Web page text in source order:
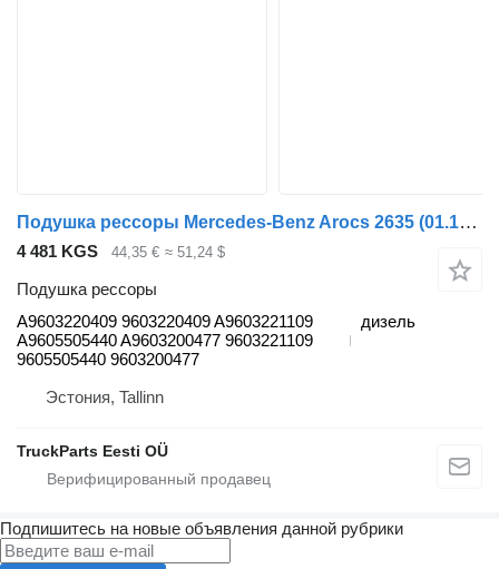
Подушка рессоры Mercedes-Benz Arocs 2635 (01.13-) A9603220409 для тягача Mercedes-Benz Actros MP4 Antos Arocs (2012-)
4 481 KGS 44,35 € ≈ 51,24 $
Подушка рессоры
A9603220409 9603220409 A9603221109
A9605505440 A9603200477 9603221109
9605505440 9603200477
дизель
Эстония, Tallinn
TruckParts Eesti OÜ
Подпишитесь на новые объявления данной рубрики